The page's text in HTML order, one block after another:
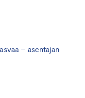
– asentajan